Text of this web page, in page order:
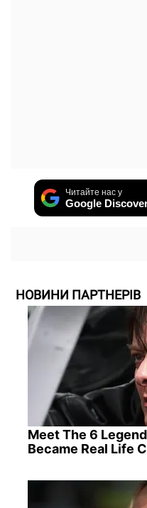
Читайте нас у
Google
НОВИНИ ПАРТНЕРІВ
Meet The 6
Became Real Life